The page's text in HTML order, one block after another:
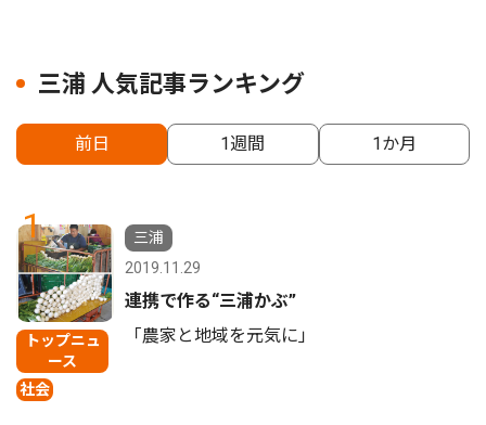
三浦 人気記事ランキング
前日 1週間 1か月
1
トップニュ
ース
社会
三浦
2019.11.29
連携で作る“三浦かぶ”
「農家と地域を元気に」